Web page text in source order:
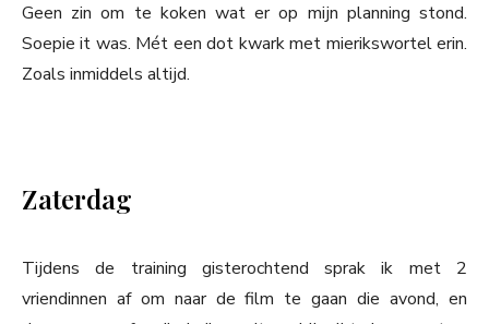
Geen zin om te koken wat er op mijn planning stond.
Soepie it was. Mét een dot kwark met mierikswortel erin.
Zoals inmiddels altijd.
Zaterdag
Tijdens de training gisterochtend sprak ik met 2
vriendinnen af om naar de film te gaan die avond, en